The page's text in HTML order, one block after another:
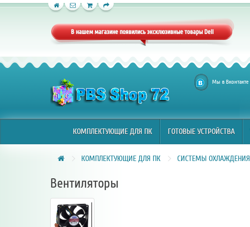
КОМПЛЕКТУЮЩИЕ ДЛЯ ПК
В нашем магазине появились эксклюзивные товары Dell
Мы в Вконтакте
КОМПЛЕКТУЮЩИЕ ДЛЯ ПК ГОТОВЫЕ УСТРОЙСТВА
КОМПЛЕКТУЮЩИЕ ДЛЯ ПК СИСТЕМЫ ОХЛАЖДЕНИЯ
Вентиляторы